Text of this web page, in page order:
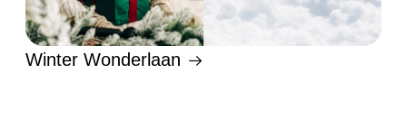
Winter Wonderlaan